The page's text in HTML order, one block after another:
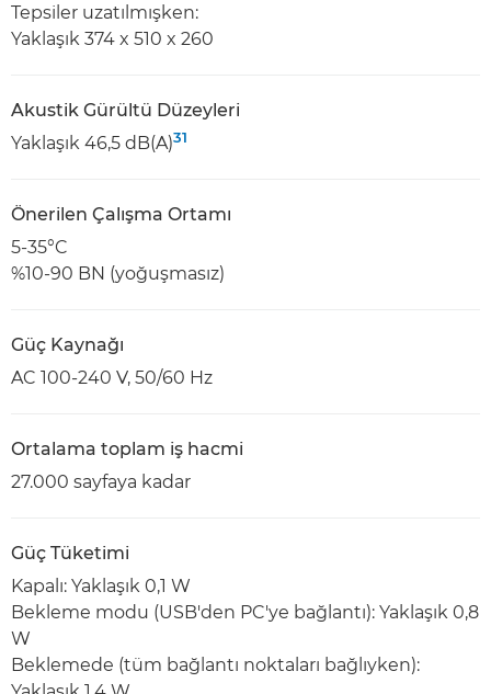
Tepsiler uzatılmışken:
Yaklaşık 374 x 510 x 260
Akustik Gürültü Düzeyleri
Yaklaşık 46,5 dB(A)31
Önerilen Çalışma Ortamı
5-35°C
%10-90 BN (yoğuşmasız)
Güç Kaynağı
AC 100-240 V, 50/60 Hz
Ortalama toplam iş hacmi
27.000 sayfaya kadar
Güç Tüketimi
Kapalı: Yaklaşık 0,1 W
Bekleme modu (USB'den PC'ye bağlantı): Yaklaşık 0,8
W
Beklemede (tüm bağlantı noktaları bağlıyken):